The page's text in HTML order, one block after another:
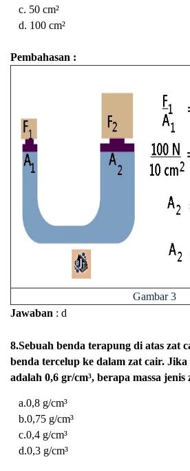
c. 50 cm²
d. 100 cm²
Pembahasan :
Gambar 3
Jawaban : d
8.Sebuah benda terapung di atas zat
benda tercelup ke dalam zat cair. Jika
adalah 0,6 gr/cm³, berapa massa jenis
a.0,8 g/cm³
b.0,75 g/cm³
c.0,4 g/cm³
d.0,3 g/cm³